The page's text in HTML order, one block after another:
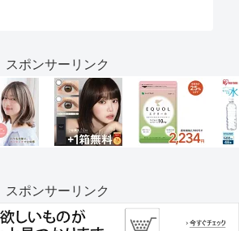
スポンサーリンク
スポンサーリンク